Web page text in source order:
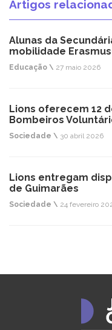
Artigos
Alunas da
mobilidade
Educação \ 27 maio 2026
Lions oferecem 12
Bombeiros
Sociedade \ 30 abril 2026
Lions entregam
de Guimarães
Sociedade \ 24 fevereiro